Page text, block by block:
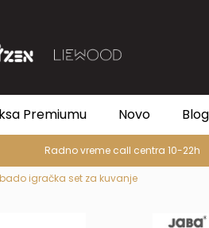
Premiumu Novo Blog
Radno vreme call centra 10-22h
igračka set za kuvanje